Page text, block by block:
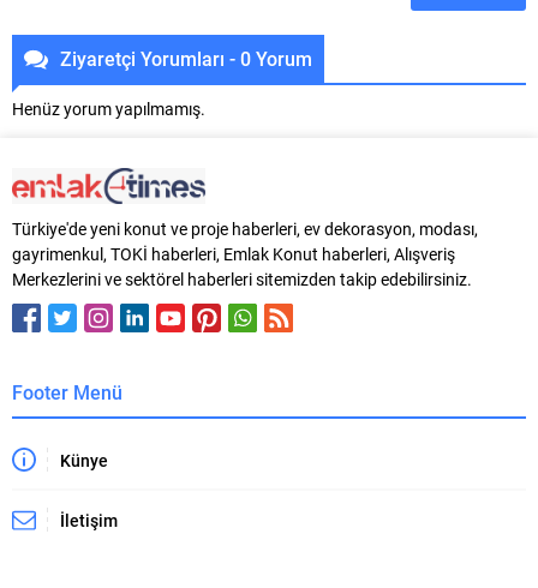
Ziyaretçi Yorumları - 0 Yorum
Henüz yorum yapılmamış.
Türkiye'de yeni konut ve proje haberleri, ev dekorasyon, modası,
gayrimenkul, TOKİ haberleri, Emlak Konut haberleri, Alışveriş
Merkezlerini ve sektörel haberleri sitemizden takip edebilirsiniz.
Footer Menü
Künye
İletişim